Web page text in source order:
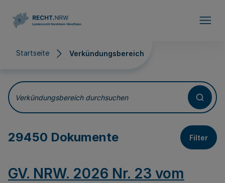
Startseite Verkündungsbereich
Verkündungsbereich
Verkündungsbereich durchsuchen
29450 Dokumente Filter
GV. NRW. 2026 Nr. 23 vom